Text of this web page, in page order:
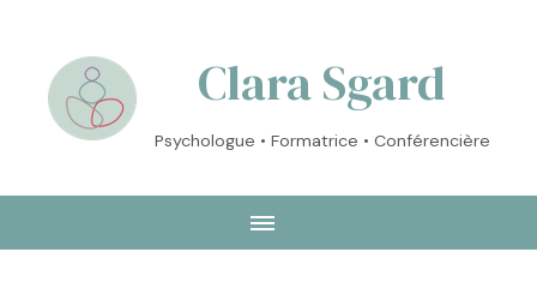
Clara Sgard
Psychologue • Formatrice • Conférencière